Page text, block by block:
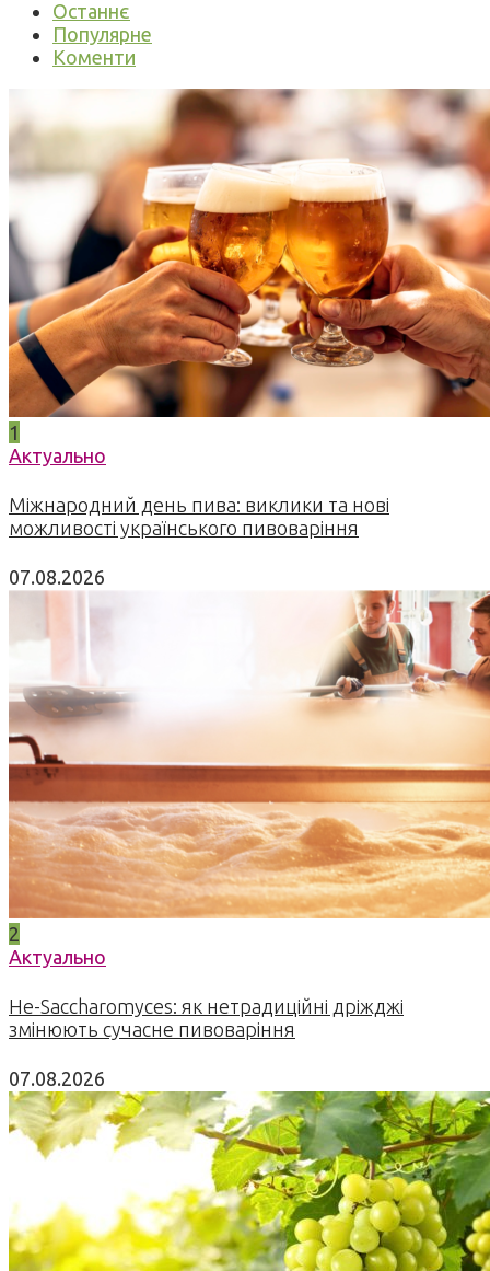
Останнє
Популярне
Коменти
1
Актуально
Міжнародний день пива: виклики та нові
можливості українського пивоваріння
07.08.2026
2
Актуально
Не-Saccharomyces: як нетрадиційні дріжджі
змінюють сучасне пивоваріння
07.08.2026